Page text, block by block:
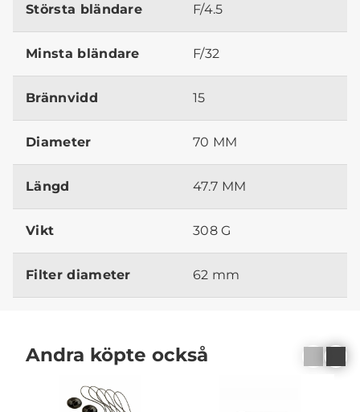
Största bländare F/4.5
Minsta bländare F/32
Brännvidd 15
Diameter 70 MM
Längd 47.7 MM
Vikt 308 G
Filter diameter 62 mm
Andra köpte också